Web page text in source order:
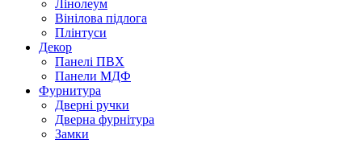
Лінолеум
Вінілова підлога
Плінтуси
Декор
Панелі ПВХ
Панели МДФ
Фурнитура
Дверні ручки
Дверна фурнітура
Замки